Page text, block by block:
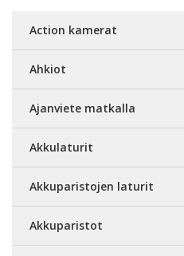
Action kamerat
Ahkiot
Ajanviete matkalla
Akkulaturit
Akkuparistojen laturit
Akkuparistot